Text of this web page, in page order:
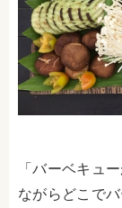
「バーベキュ
ながらどこで